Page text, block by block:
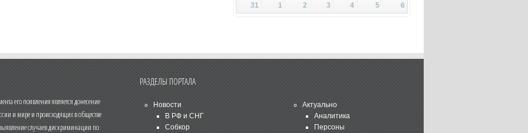
31
1 2 3 4 5 6
его появления является донесение
и мире и происходящих в обществе
случаев дискриминации по
РАЗДЕЛЫ ПОРТАЛА
Новости
В РФ и СНГ
Собкор
Актуально
Аналитика
Персоны